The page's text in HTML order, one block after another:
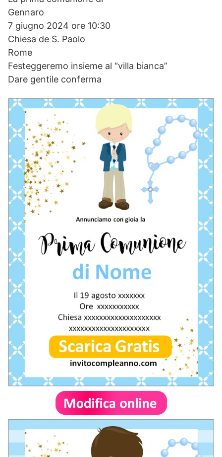
Gennaro
7 giugno 2024 ore 10:30
Chiesa de S. Paolo
Rome
Festeggeremo insieme al “villa bianca”
Dare gentile conferma